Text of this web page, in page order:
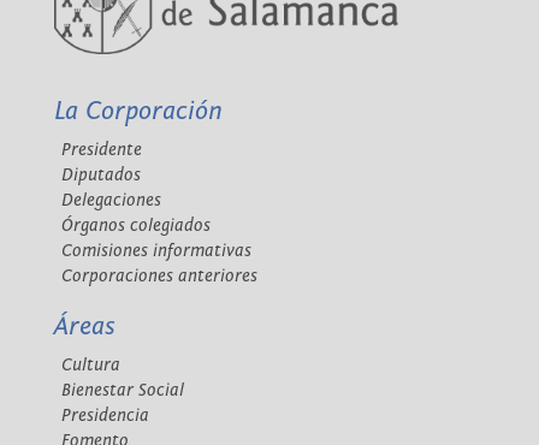
La Corporación
Presidente
Diputados
Delegaciones
Órganos colegiados
Comisiones informativas
Corporaciones anteriores
Áreas
Cultura
Bienestar Social
Presidencia
Fomento